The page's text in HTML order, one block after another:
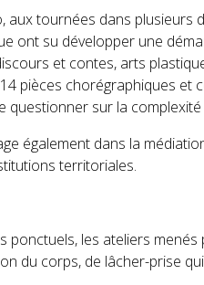
tournées dans plusieurs
ont su développer une
et contes, arts
pièces chorégraphiques et
sur la
également dans la
territoriales.
ponctuels, les ateliers
du corps, de lâcher-prise